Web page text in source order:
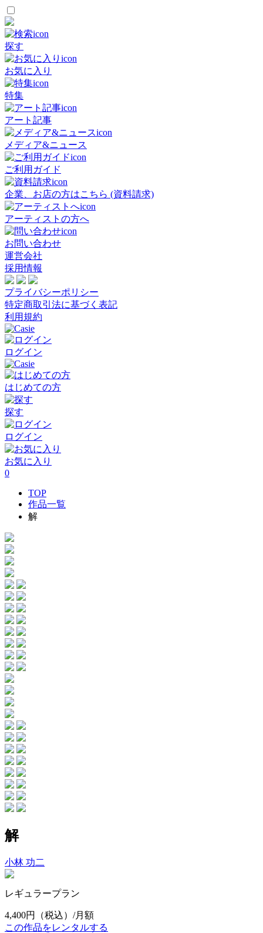
探す
お気に入り
特集
アート記事
メディア&ニュース
ご利用ガイド
企業、お店の方はこちら (資料請求)
アーティストの方へ
お問い合わせ
運営会社
採用情報
プライバシーポリシー
特定商取引法に基づく表記
利用規約
ログイン
はじめての方
探す
ログイン
お気に入り
0
TOP
作品一覧
解
解
小林 功二
レギュラープラン
4,400円
（税込）/月額
この作品をレンタルする